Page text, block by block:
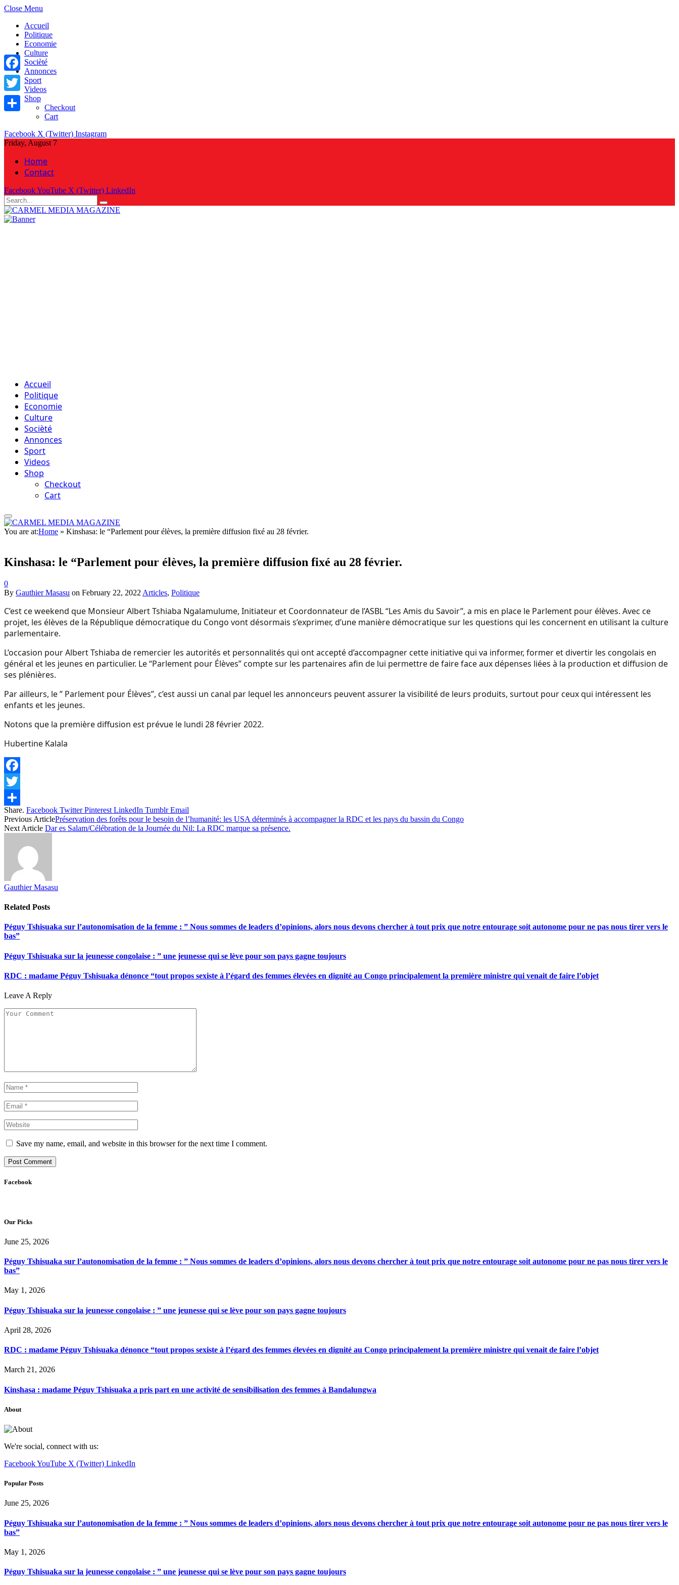
Close Menu
Accueil
Politique
Economie
Culture
Socièté
Annonces
Sport
Videos
Shop
Checkout
Cart
Facebook X (Twitter) Instagram
Friday, August 7
Home
Contact
FacebookYouTube X (Twitter) LinkedIn
Accueil
Politique
Economie
Culture
Socièté
Annonces
Sport
Videos
Shop
Checkout
Cart
You are at:Home » Kinshasa: le “Parlement pour élèves, la première diffusion fixé au 28 février.
Kinshasa: le “Parlement pour élèves, la première diffusion fixé au 28 février.
0
By Gauthier Masasu on February 22, 2022 Articles, Politique
C’est ce weekend que Monsieur Albert Tshiaba Ngalamulume, Initiateur et Coordonnateur de l’ASBL “Les Amis du Savoir”, a mis en place le Parlement pour élèves. Avec ce
projet, les élèves de la République démocratique du Congo vont désormais s’exprimer, d’une manière démocratique sur les questions qui les concernent en utilisant la culture
parlementaire.
L’occasion pour Albert Tshiaba de remercier les autorités et personnalités qui ont accepté d’accompagner cette initiative qui va informer, former et divertir les congolais en
général et les jeunes en particulier. Le “Parlement pour Élèves” compte sur les partenaires afin de lui permettre de faire face aux dépenses liées à la production et diffusion de
ses plénières.
Par ailleurs, le ” Parlement pour Élèves”, c’est aussi un canal par lequel les annonceurs peuvent assurer la visibilité de leurs produits, surtout pour ceux qui intéressent les
enfants et les jeunes.
Notons que la première diffusion est prévue le lundi 28 février 2022.
Hubertine Kalala
Facebook
Twitter
Share
Share. Facebook Twitter Pinterest LinkedIn Tumblr Email
Previous ArticlePréservation des forêts pour le besoin de l’humanité: les USA déterminés à accompagner la RDC et les pays du bassin du Congo
Next Article Dar es Salam/Célébration de la Journée du Nil: La RDC marque sa présence.
Gauthier Masasu
Related Posts
Péguy Tshisuaka sur l’autonomisation de la femme : ” Nous sommes de leaders d’opinions, alors nous devons chercher à tout prix que notre entourage soit autonome pour ne pas nous tirer vers le
bas”
Péguy Tshisuaka sur la jeunesse congolaise : ” une jeunesse qui se lève pour son pays gagne toujours
RDC : madame Péguy Tshisuaka dénonce “tout propos sexiste à l’égard des femmes élevées en dignité au Congo principalement la première ministre qui venait de faire l’objet
Leave A Reply
Save my name, email, and website in this browser for the next time I comment.
Facebook
Our Picks
June 25, 2026
Péguy Tshisuaka sur l’autonomisation de la femme : ” Nous sommes de leaders d’opinions, alors nous devons chercher à tout prix que notre entourage soit autonome pour ne pas nous tirer vers le
bas”
May 1, 2026
Péguy Tshisuaka sur la jeunesse congolaise : ” une jeunesse qui se lève pour son pays gagne toujours
April 28, 2026
RDC : madame Péguy Tshisuaka dénonce “tout propos sexiste à l’égard des femmes élevées en dignité au Congo principalement la première ministre qui venait de faire l’objet
March 21, 2026
Kinshasa : madame Péguy Tshisuaka a pris part en une activité de sensibilisation des femmes à Bandalungwa
About
We're social, connect with us:
FacebookYouTube X (Twitter) LinkedIn
Popular Posts
June 25, 2026
Péguy Tshisuaka sur l’autonomisation de la femme : ” Nous sommes de leaders d’opinions, alors nous devons chercher à tout prix que notre entourage soit autonome pour ne pas nous tirer vers le
bas”
May 1, 2026
Péguy Tshisuaka sur la jeunesse congolaise : ” une jeunesse qui se lève pour son pays gagne toujours
Facebook
Twitter